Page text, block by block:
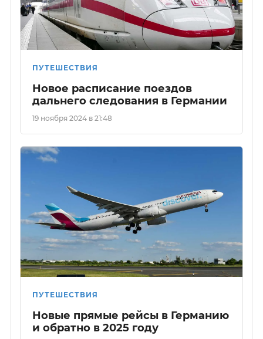
ПУТЕШЕСТВИЯ
Новое расписание поездов
дальнего следования в Германии
19 ноября 2024 в 21:48
ПУТЕШЕСТВИЯ
Новые прямые рейсы в Германию
и обратно в 2025 году